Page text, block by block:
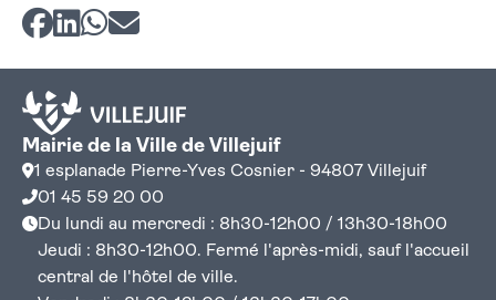
Partager sur Facebook
Partager sur LinkedIn
Partager sur Whatsapp
Partager par courriel
Mairie de la Ville de Villejuif
1 esplanade Pierre-Yves Cosnier - 94807 Villejuif
01 45 59 20 00
Du lundi au mercredi : 8h30-12h00 / 13h30-18h00
Jeudi : 8h30-12h00. Fermé l'après-midi, sauf l'accueil
central de l'hôtel de ville.